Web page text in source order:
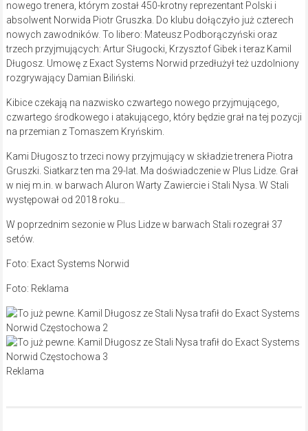
nowego trenera, którym został 450-krotny reprezentant Polski i
absolwent Norwida Piotr Gruszka. Do klubu dołączyło już czterech
nowych zawodników. To libero: Mateusz Podborączyński oraz
trzech przyjmujących: Artur Sługocki, Krzysztof Gibek i teraz Kamil
Długosz. Umowę z Exact Systems Norwid przedłużył też uzdolniony
rozgrywający Damian Biliński.
Kibice czekają na nazwisko czwartego nowego przyjmującego,
czwartego środkowego i atakującego, który będzie grał na tej pozycji
na przemian z Tomaszem Kryńskim.
Kami Długosz to trzeci nowy przyjmujący w składzie trenera Piotra
Gruszki. Siatkarz ten ma 29-lat. Ma doświadczenie w Plus Lidze. Grał
w niej m.in. w barwach Aluron Warty Zawiercie i Stali Nysa. W Stali
występował od 2018 roku…
W poprzednim sezonie w Plus Lidze w barwach Stali rozegrał 37
setów.
Foto: Exact Systems Norwid
Foto: Reklama
Reklama